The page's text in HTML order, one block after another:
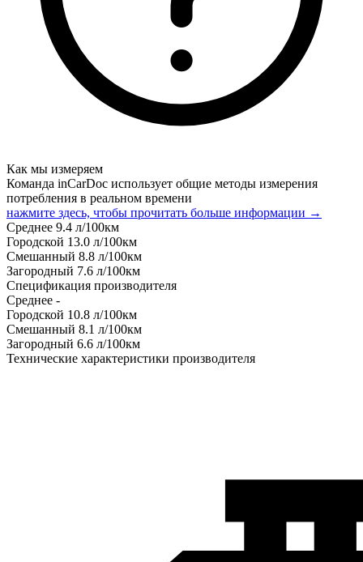
Как мы измеряем
Команда inCarDoc использует общие методы измерения
потребления в реальном времени
нажмите здесь, чтобы прочитать больше информации →
Среднее 9.4 л/100км
Городской 13.0 л/100км
Смешанный 8.8 л/100км
Загородный 7.6 л/100км
Спецификация производителя
Среднее -
Городской 10.8 л/100км
Смешанный 8.1 л/100км
Загородный 6.6 л/100км
Технические характеристики производителя